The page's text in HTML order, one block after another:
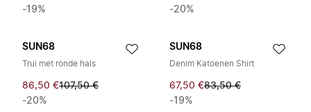
-19%
-20%
SUN68
Trui met ronde hals
86,50 €107,50 €
-20%
SUN68
Denim Katoenen Shirt
67,50 €83,50 €
-19%